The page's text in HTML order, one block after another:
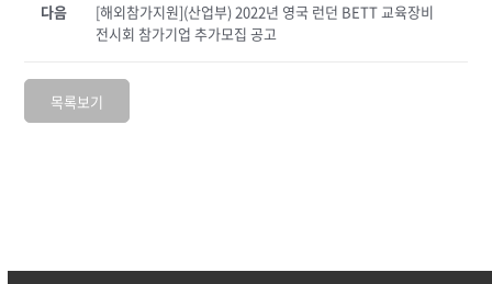
[해외참가지원](산업부) 2022년 영국 런던 BETT 교육장비
전시회 참가기업 추가모집 공고
다음
목록보기